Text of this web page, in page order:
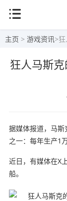
主页 > 游戏资讯>
狂人马斯
据媒体报道，马
之一：每年生产1
近日，有媒体在X
船。